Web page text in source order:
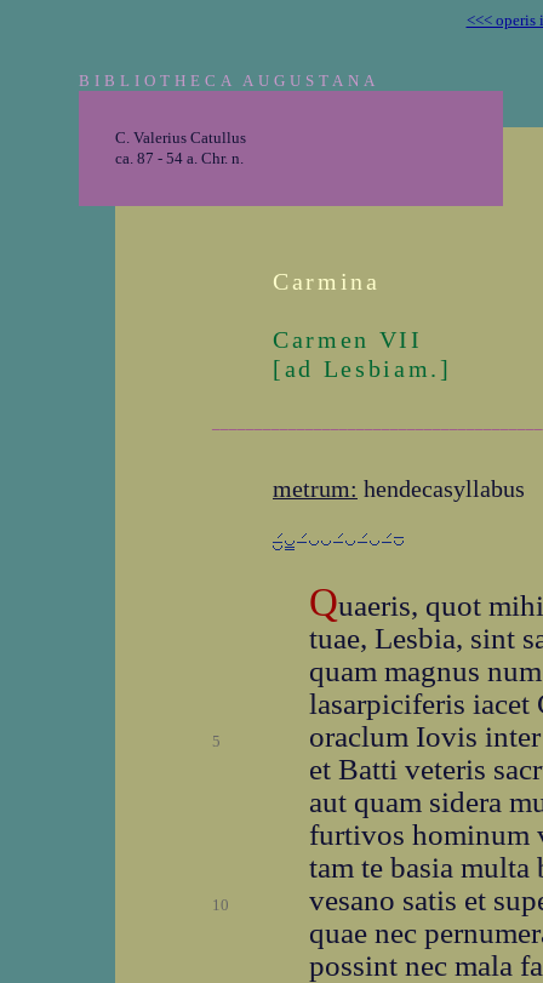
<<< operis
BIBLIOTHECA AUGUSTANA
C. Valerius Catullus
ca. 87 - 54 a. Chr. n.
Carmina
Carmen VII
[ad Lesbiam.]
metrum: hendecasyllabus
Quaeris, quot
tuae, Lesbia, sint
quam magnus
lasarpiciferis iacet
5
oraclum Iovis
et Batti veteris
aut quam sidera
furtivos hominum
tam te basia multa
10
vesano satis et
quae nec
possint nec mala